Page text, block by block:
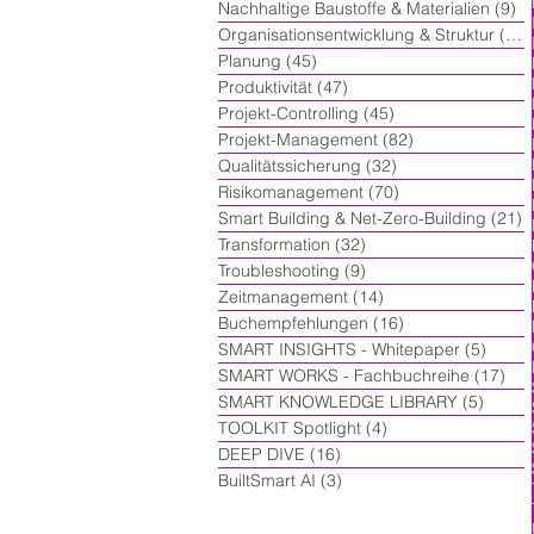
Nachhaltige Baustoffe & Materialien (9)
Organisationsentwicklung & Struktur (60)
Planung (45)
Produktivität (47)
Projekt-Controlling (45)
Projekt-Management (82)
Qualitätssicherung (32)
Risikomanagement (70)
Smart Building & Net-Zero-Building (21)
Transformation (32)
Troubleshooting (9)
Zeitmanagement (14)
Buchempfehlungen (16)
SMART INSIGHTS - Whitepaper (5) 5
SMART WORKS - Fachbuchreihe (17)
SMART KNOWLEDGE LIBRARY (5) 5
TOOLKIT Spotlight (4)
DEEP DIVE (16)
BuiltSmart AI (3)